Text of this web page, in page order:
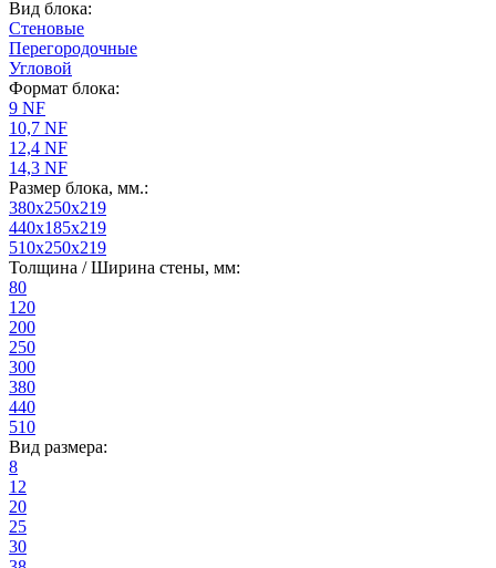
Вид блока:
Стеновые
Перегородочные
Угловой
Формат блока:
9 NF
10,7 NF
12,4 NF
14,3 NF
Размер блока, мм.:
380x250x219
440x185x219
510x250x219
Толщина / Ширина стены, мм:
80
120
200
250
300
380
440
510
Вид размера:
8
12
20
25
30